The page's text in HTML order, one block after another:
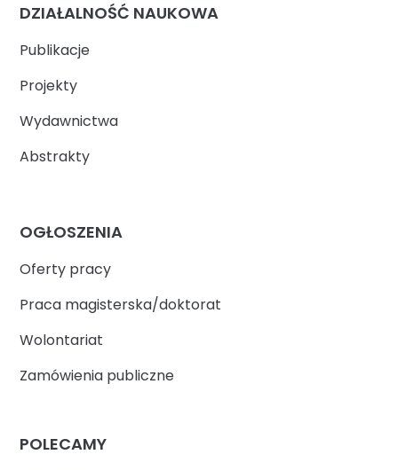
DZIAŁALNOŚĆ NAUKOWA
Publikacje
Projekty
Wydawnictwa
Abstrakty
OGŁOSZENIA
Oferty pracy
Praca magisterska/doktorat
Wolontariat
Zamówienia publiczne
POLECAMY